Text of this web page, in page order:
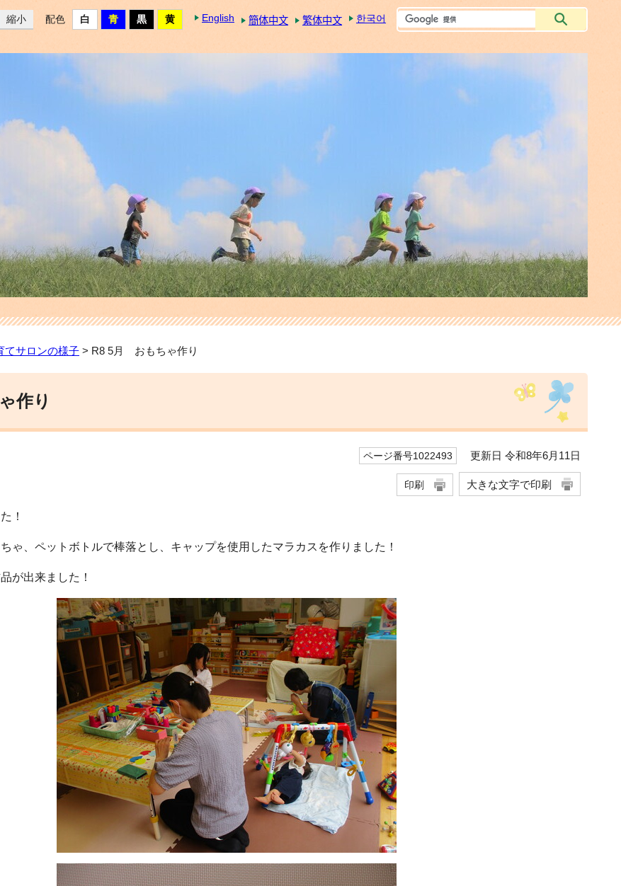
縮小 配色 English 簡体中文 繁体中文 한국어
てサロンの様子 > R8 5月 おもちゃ作り
作り
ページ番号1022493 更新日 令和8年6月11日
印刷 大きな文字で印刷
！
ゃ、ペットボトルで棒落とし、キャップを使用したマラカスを作りました！
が出来ました！